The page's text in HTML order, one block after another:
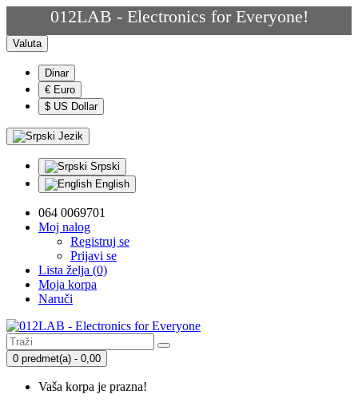
012LAB - Electronics for Everyone!
Valuta
Dinar
€ Euro
$ US Dollar
Jezik
Srpski
English
064 0069701
Moj nalog
Registruj se
Prijavi se
Lista želja (0)
Moja korpa
Naruči
0 predmet(a) - 0,00
Vaša korpa je prazna!